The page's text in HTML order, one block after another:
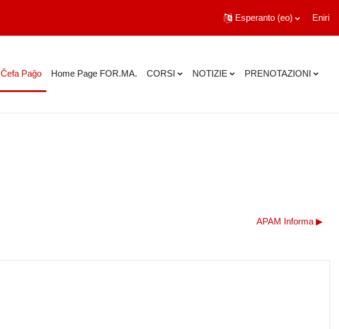
Esperanto ‎(eo)‎ Eniri
Ĉefa Paĝo Home Page FOR.MA. CORSI NOTIZIE PRENOTAZIONI
APAM Informa ▶︎